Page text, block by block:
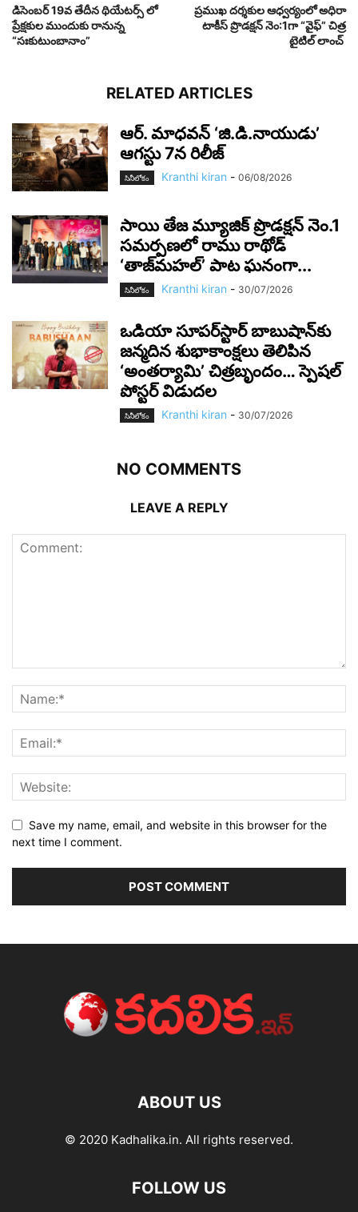
డిసెంబర్ 19వ తేదీన థియేటర్స్ లో
ప్రేక్షకుల ముందుకు రానున్న
“సఃకుటుంబానాం”
ప్రముఖ దర్శకుల ఆధ్వర్యంలో అధిరా
టాకీస్ ప్రొడక్షన్ నెం:1గా “వైఫ్” చిత్ర
టైటిల్ లాంచ్
RELATED ARTICLES
ఆర్‌. మాధవన్‌ ‘జి.డి.నాయుడు’
ఆగస్టు 7న రిలీజ్
సినీలోకం Kranthi kiran - 06/08/2026
సాయి తేజ మ్యూజిక్ ప్రొడక్షన్ నెం.1
సమర్పణలో రాము రాథోడ్
‘తాజ్‌మహల్’ పాట ఘనంగా...
సినీలోకం Kranthi kiran - 30/07/2026
ఒడియా సూపర్‌స్టార్ బాబుషాన్‌కు
జన్మదిన శుభాకాంక్షలు తెలిపిన
‘అంతర్యామి’ చిత్రబృందం… స్పెషల్
పోస్టర్ విడుదల
సినీలోకం Kranthi kiran - 30/07/2026
NO COMMENTS
LEAVE A REPLY
Save my name, email, and website in this browser for the
next time I comment.
ABOUT US
© 2020 Kadhalika.in. All rights reserved.
FOLLOW US